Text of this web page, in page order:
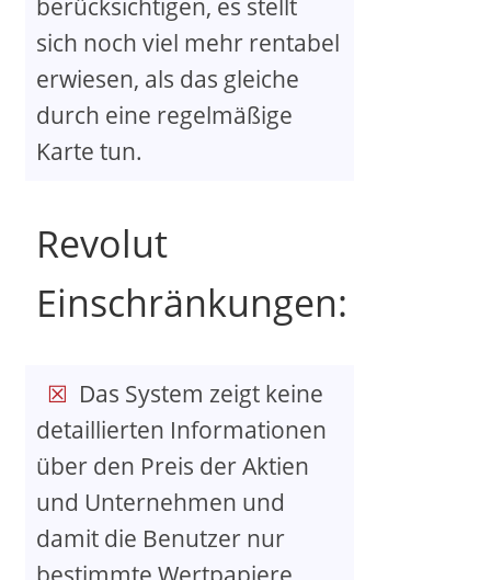
sich noch viel mehr rentabel
erwiesen, als das gleiche
durch eine regelmäßige
Karte tun.
Revolut
Einschränkungen:
Das System zeigt keine
detaillierten Informationen
über den Preis der Aktien
und Unternehmen und
damit die Benutzer nur